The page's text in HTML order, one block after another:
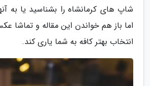
شاپ های کرمانشاه را بشناسید یا به
اما باز هم خواندن این مقاله و تماشا
انتخاب بهتر کافه به شما یاری کند.